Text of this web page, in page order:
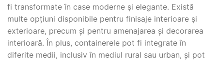
fi transformate în case moderne și elegante. Există
multe opțiuni disponibile pentru finisaje interioare și
exterioare, precum și pentru amenajarea și decorarea
interioară. În plus, containerele pot fi integrate în
diferite medii, inclusiv în mediul rural sau urban, și pot